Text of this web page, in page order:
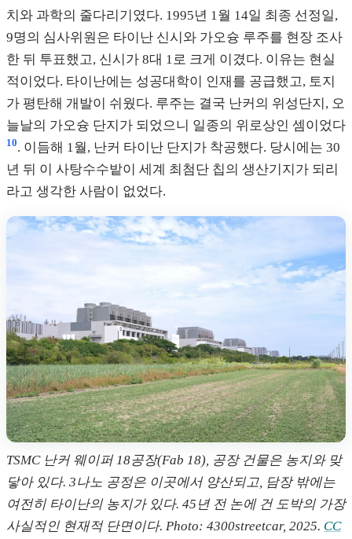
치와 과학의 줄다리기였다. 1995년 1월 14일 최종 선정일,
9명의 심사위원은 타이난 신시와 가오슝 루주를 현장 조사
한 뒤 투표했고, 신시가 8대 1로 크게 이겼다. 이유는 현실
적이었다. 타이난에는 성공대학이 인재를 공급했고, 토지
가 평탄해 개발이 쉬웠다. 루주는 결국 난커의 위성단지, 오
늘날의 가오슝 단지가 되었으니 일종의 위로상인 셈이었다
10. 이듬해 1월, 난커 타이난 단지가 착공했다. 당시에는 30
년 뒤 이 사탕수수밭이 세계 최첨단 칩의 생산기지가 되리
라고 생각한 사람이 없었다.
TSMC 난커 웨이퍼 18공장(Fab 18), 공장 건물은 농지와 맞
닿아 있다. 3나노 공정은 이곳에서 양산되고, 담장 밖에는
여전히 타이난의 농지가 있다. 45년 전 논에 건 도박의 가장
사실적인 현재적 단면이다. Photo: 4300streetcar, 2025. CC